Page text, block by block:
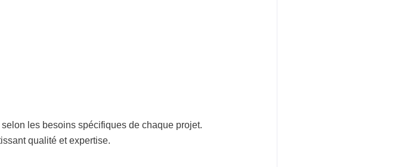
selon les besoins spécifiques de chaque projet.
qualité et expertise.